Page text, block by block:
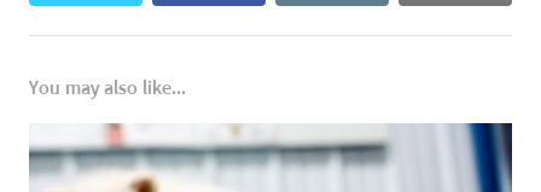
You may also like...